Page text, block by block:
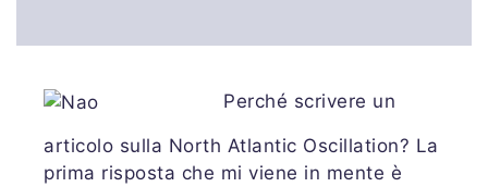
Perché scrivere un
articolo sulla North Atlantic Oscillation? La
prima risposta che mi viene in mente è